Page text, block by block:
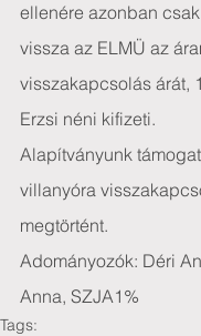
ellenére azonban
vissza az ELMÜ az
visszakapcsolás árát,
Erzsi néni kifizeti.
Alapítványunk
villanyóra
megtörtént.
Adományozók: Déri
Anna, SZJA1%
Tags: